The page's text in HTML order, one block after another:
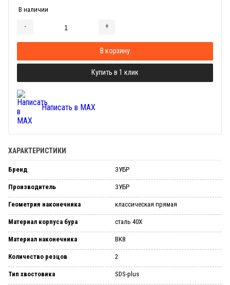
В наличии
- +
В корзину
Купить в 1 клик
Написать в MAX
ХАРАКТЕРИСТИКИ
Бренд ЗУБР
Производитель ЗУБР
Геометрия наконечника классическая прямая
Материал корпуса бура сталь 40Х
Материал наконечника ВК8
Количество резцов 2
Тип хвостовика SDS-plus